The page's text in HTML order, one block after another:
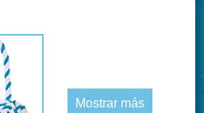
Mostrar más